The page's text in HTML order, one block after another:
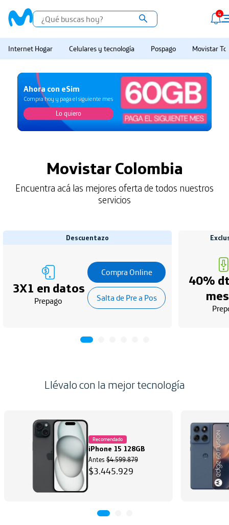
4
Internet Hogar Celulares y tecnología Pospago Movistar
Ahora con eSim
Compra hoy y paga el siguiente mes
Lo quiero
Movistar Colombia
Encuentra acá las mejores oferta de todos nuestros
servicios
Descuentazo
3X1 en datos
Prepago
Compra Online
Salta de Pre a Pos
40%
Llévalo con la mejor tecnología
Recomendado
iPhone 15 128GB
Antes$4.599.879
$3.445.929